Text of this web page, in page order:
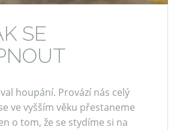
SE
houpání. Provází nás celý
ve vyšším věku přestaneme
o tom, že se stydíme si na